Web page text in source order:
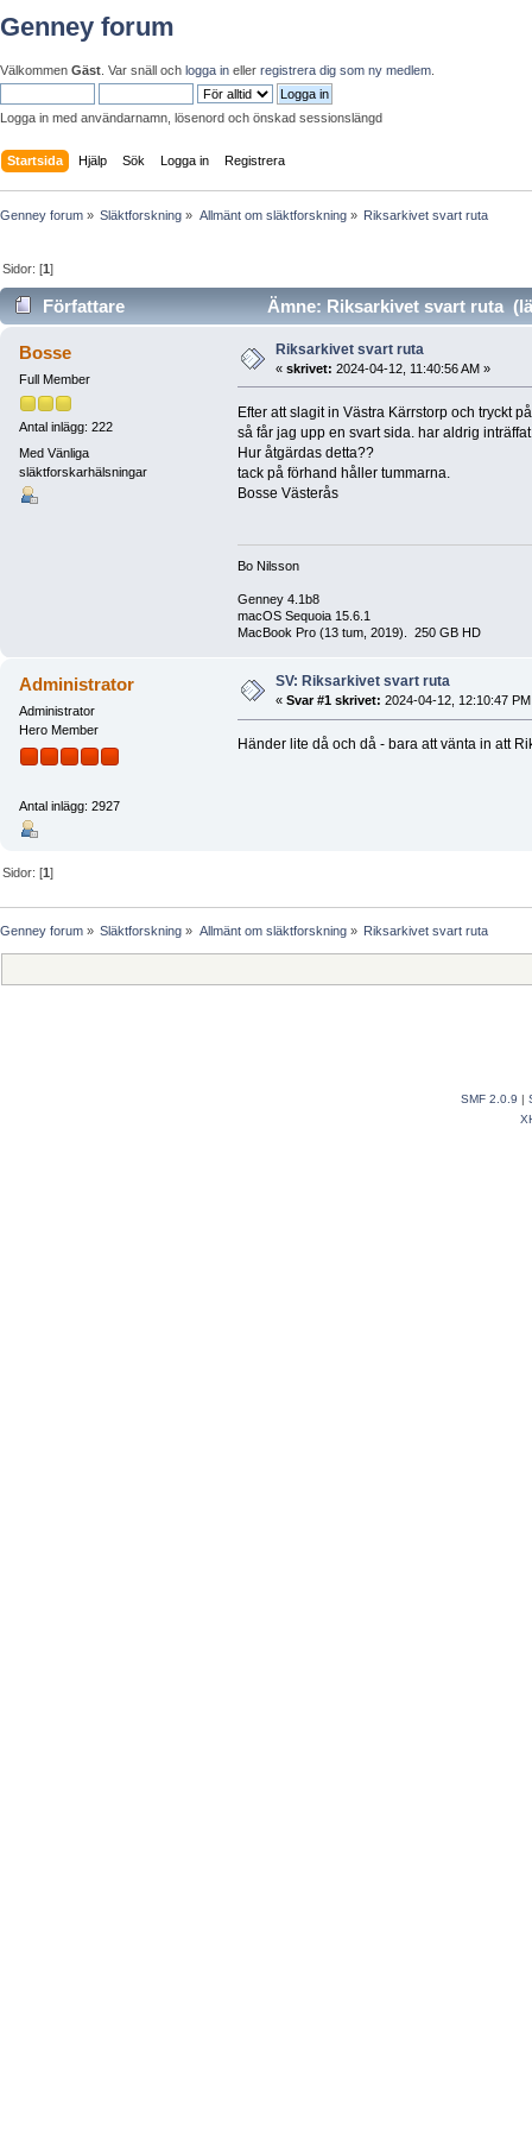
Genney forum
Välkommen Gäst . Var snäll och logga in eller registrera dig som ny medlem
Logga in med användarnamn, lösenord och önskad sessionslängd
Startsida Hjälp Sök Logga in Registrera
Genney forum » Släktforskning » Allmänt om släktforskning» Riksarkivet svart ruta
Sidor: [1]
Författare Ämne: Riksarkivet svart ruta
Bosse
Full Member
Antal inlägg: 222
Med Vänliga
släktforskarhälsningar
Riksarkivet svart ruta
« skrivet: 2024-04-12, 11:40:56 AM »
Efter att slagit in Västra Kärrstorp och tryckt
så får jag upp en svart sida. har aldrig
Hur åtgärdas detta??
tack på förhand håller tummarna.
Bosse Västerås
Bo Nilsson
Genney 4.1b8
macOS Sequoia 15.6.1
MacBook Pro (13 tum, 2019). 250 GB HD
Administrator
Administrator
Hero Member
Antal inlägg: 2927
SV: Riksarkivet svart ruta
« Svar #1 skrivet: 2024-04-12, 12:10:47
Händer lite då och då - bara att vänta in att
Sidor: [1]
Genney forum » Släktforskning » Allmänt om släktforskning» Riksarkivet svart ruta
SMF 2.0.9 |